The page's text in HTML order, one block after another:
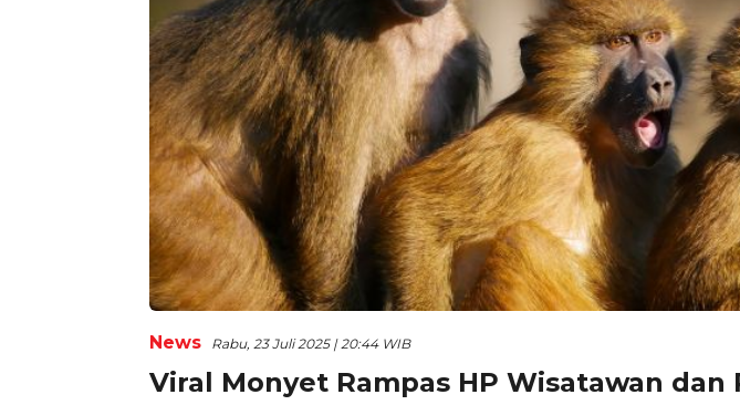
News Rabu, 23 Juli 2025 | 20:44 WIB
Viral Monyet Rampas HP Wisatawan dan